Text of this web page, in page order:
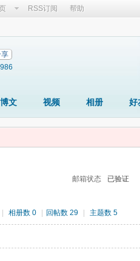
RSS订阅 帮助
博文 视频 相册 好
邮箱状态
已验证
相册数 0 回帖数 29 主题数 5